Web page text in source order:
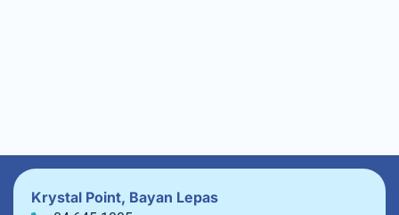
Krystal Point, Bayan Lepas